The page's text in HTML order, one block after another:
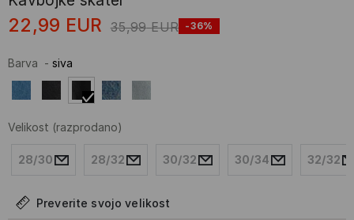
22,99 EUR 35,99 EUR -36%
Barva - siva
Velikost (razprodano)
28/30 28/32 30/32 30/34 32/32
Preverite svojo velikost